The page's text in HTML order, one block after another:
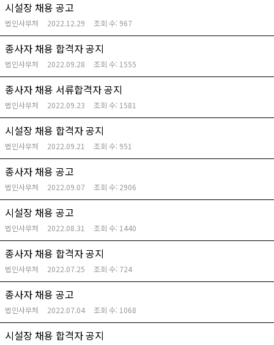
시설장 채용 공고
법인사무처 2022.12.29 조회 수: 967
종사자 채용 합격자 공지
법인사무처 2022.09.28 조회 수: 1555
종사자 채용 서류합격자 공지
법인사무처 2022.09.23 조회 수: 1581
시설장 채용 합격자 공지
법인사무처 2022.09.21 조회 수: 951
종사자 채용 공고
법인사무처 2022.09.07 조회 수: 2906
시설장 채용 공고
법인사무처 2022.08.31 조회 수: 1440
종사자 채용 합격자 공지
법인사무처 2022.07.25 조회 수: 724
종사자 채용 공고
법인사무처 2022.07.04 조회 수: 1068
시설장 채용 합격자 공지